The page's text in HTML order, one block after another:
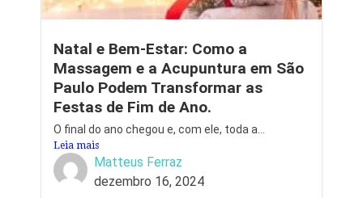
Natal e Bem-Estar: Como a
Massagem e a Acupuntura em São
Paulo Podem Transformar as
Festas de Fim de Ano.
O final do ano chegou e, com ele, toda a...
Leia mais
Matteus Ferraz
dezembro 16, 2024